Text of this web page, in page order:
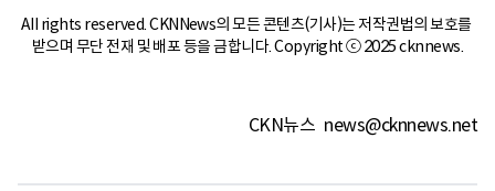
All rights reserved. CKNNews의 모든 콘텐츠(기사)는 저작권법의 보호를
받으며 무단 전재 및 배포 등을 금합니다. Copyright ⓒ 2025 cknnews.
CKN뉴스 news@cknnews.net